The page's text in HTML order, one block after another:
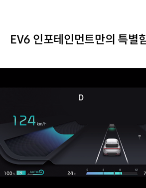
EV6 인포테인먼트만의 특별